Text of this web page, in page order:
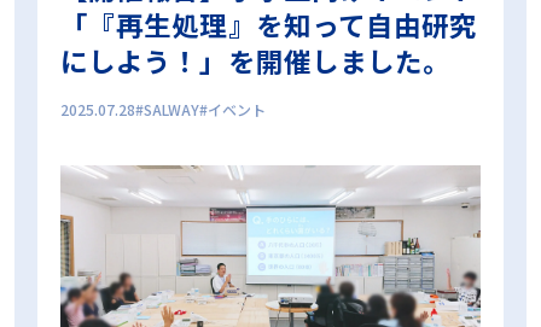
ヒートシーラー
ヒートシールチェッカー フィルター
ブランド
プリオン
プリオンサイクル
プリオン病
プロセスチャレンジデバイス
ボウィー・ディックテスト
ロゴ
中央材料室 乾燥不良
変色不良
工程試験用具 微生物学的PQ
日常モニタリング
日常出荷判定用PCD
日本医療機器学会
期限
東京科学大学病院
検証試験 業務効率化 機械的作用
歯科
歯科用コンパクトPCD
残留蛋白質
洗浄インジケータ
洗浄工程インジケータ
洗浄評価 温度
滅菌ガーゼ
滅菌コンテナ
滅菌センター 滅菌バッグ
滅菌技士
「『再生処理』を知って自由研究
にしよう！」を開催しました。
2025.07.28 SALWAY イベント